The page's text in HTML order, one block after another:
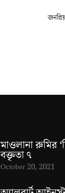
মাওলানা রুমির
বক্তৃতা ৭
October 20, 2021